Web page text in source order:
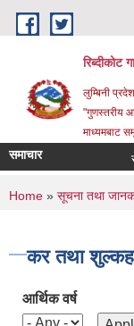
Skip to main content
रिब्दीकोट
लुम्बिनी प्रदेश
"गुणस्तरीय
माध्यमबाट
समाचार
You are
Home » सूचना तथा
कर तथा
आर्थिक वर्ष